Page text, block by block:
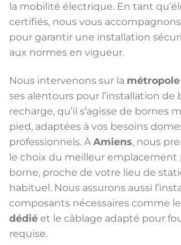
la mobilité électrique. En tant
certifiés, nous vous
pour garantir une installation
aux normes en vigueur.
Nous intervenons sur la
ses alentours pour l’installation de
recharge, qu’il s’agisse de bornes
pied, adaptées à vos besoins
professionnels. À Amiens, nous
le choix du meilleur emplacement
borne, proche de votre lieu de
habituel. Nous assurons aussi
composants nécessaires comme le
dédié et le câblage adapté pour
requise.